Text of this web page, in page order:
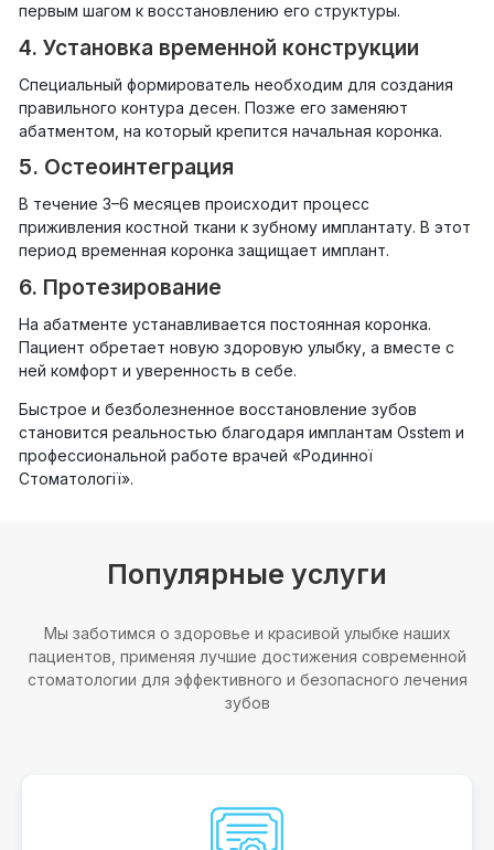
первым шагом к восстановлению его структуры.
4. Установка временной конструкции
Специальный формирователь необходим для создания
правильного контура десен. Позже его заменяют
абатментом, на который крепится начальная коронка.
5. Остеоинтеграция
В течение 3–6 месяцев происходит процесс
приживления костной ткани к зубному имплантату. В этот
период временная коронка защищает имплант.
6. Протезирование
На абатменте устанавливается постоянная коронка.
Пациент обретает новую здоровую улыбку, а вместе с
ней комфорт и уверенность в себе.
Быстрое и безболезненное восстановление зубов
становится реальностью благодаря имплантам Osstem и
профессиональной работе врачей «Родинної
Стоматології».
Популярные услуги
Мы заботимся о здоровье и красивой улыбке наших
пациентов, применяя лучшие достижения современной
стоматологии для эффективного и безопасного лечения
зубов
Установка виниров